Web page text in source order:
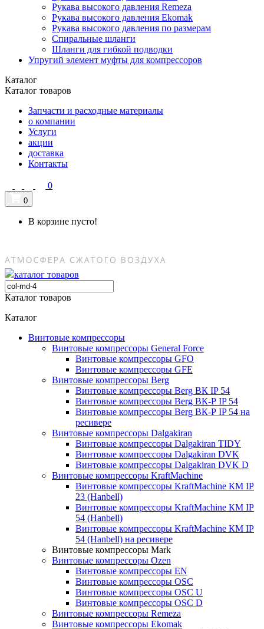
Рукава высокого давления Remeza
Рукава высокого давления Ekomak
Рукава высокого давления по размерам
Спиральные шланги
Шланги для гибкой подводки
Упругий элемент муфты для компрессоров
Каталог
Каталог товаров
Запчасти и расходные материалы
о компании
Услуги
акции
доставка
Контакты
0
0
В корзине пусто!
каталог товаров
Каталог товаров
Каталог
Винтовые компрессоры
Винтовые компрессоры General Force
Винтовые компрессоры GFO
Винтовые компрессоры GFE
Винтовые компрессоры Berg
Винтовые компрессоры Berg ВК IP 54
Винтовые компрессоры Berg ВК-Р IP 54
Винтовые компрессоры Berg ВК-Р IP 54 на
ресивере
Винтовые компрессоры Dalgakiran
Винтовые компрессоры Dalgakiran TIDY
Винтовые компрессоры Dalgakiran DVK
Винтовые компрессоры Dalgakiran DVK D
Винтовые компрессоры KraftMachine
Винтовые компрессоры KraftMachine КМ IP
23 (Hanbell)
Винтовые компрессоры KraftMachine КМ IP
54 (Hanbell)
Винтовые компрессоры KraftMachine КМ IP
54 (Hanbell) на ресивере
Винтовые компрессоры Mark
Винтовые компрессоры Ozen
Винтовые компрессоры EN
Винтовые компрессоры OSC
Винтовые компрессоры OSC U
Винтовые компрессоры OSC D
Винтовые компрессоры Remeza
Винтовые компрессоры Ekomak